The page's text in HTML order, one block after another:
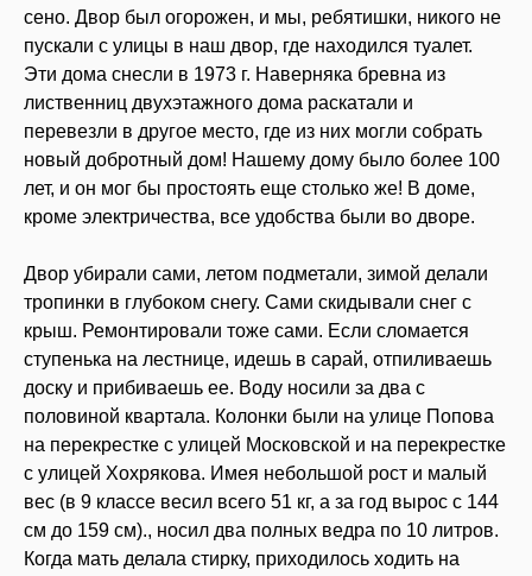
сено. Двор был огорожен, и мы, ребятишки, никого не
пускали с улицы в наш двор, где находился туалет.
Эти дома снесли в 1973 г. Наверняка бревна из
лиственниц двухэтажного дома раскатали и
перевезли в другое место, где из них могли собрать
новый добротный дом! Нашему дому было более 100
лет, и он мог бы простоять еще столько же! В доме,
кроме электричества, все удобства были во дворе.
Двор убирали сами, летом подметали, зимой делали
тропинки в глубоком снегу. Сами скидывали снег с
крыш. Ремонтировали тоже сами. Если сломается
ступенька на лестнице, идешь в сарай, отпиливаешь
доску и прибиваешь ее. Воду носили за два с
половиной квартала. Колонки были на улице Попова
на перекрестке с улицей Московской и на перекрестке
с улицей Хохрякова. Имея небольшой рост и малый
вес (в 9 классе весил всего 51 кг, а за год вырос с 144
см до 159 см)., носил два полных ведра по 10 литров.
Когда мать делала стирку, приходилось ходить на